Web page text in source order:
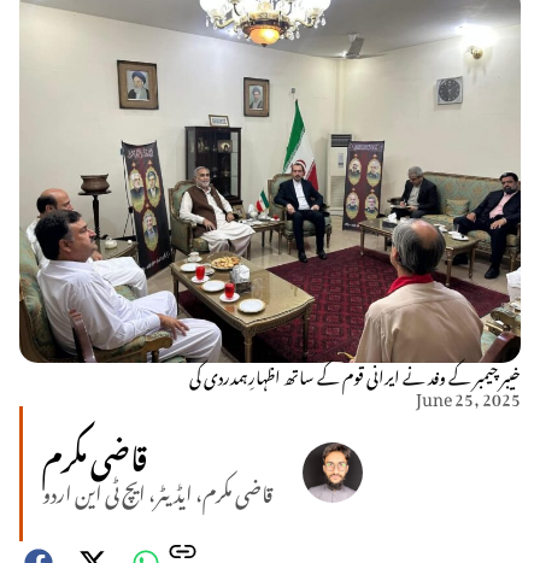
خیبر چیمبر کے وفد نے ایرانی قوم کے ساتھ اظہارِہمدردی کی
June 25, 2025
قاضی مکرم
قاضی مکرم، ایڈیٹر، ایچ ٹی این اردو